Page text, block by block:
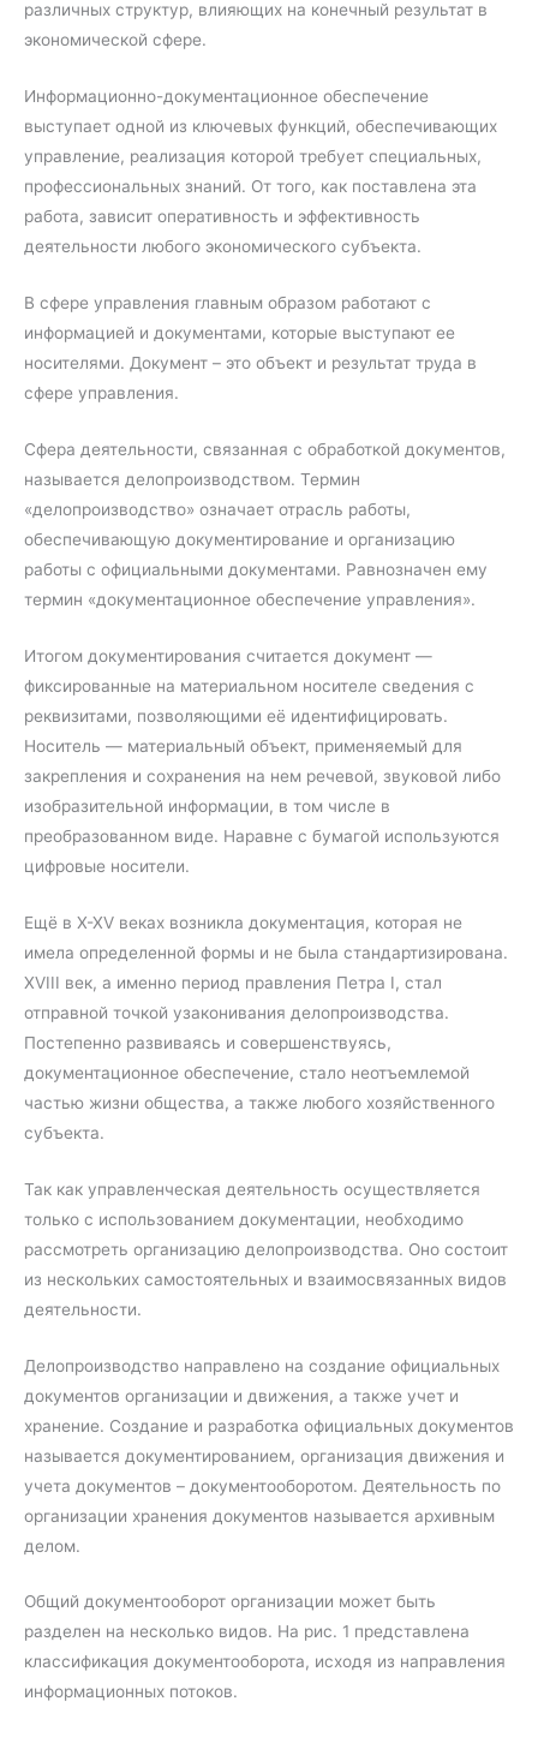
различных структур, влияющих на конечный результат в
экономической сфере.
Информационно-документационное обеспечение
выступает одной из ключевых функций, обеспечивающих
управление, реализация которой требует специальных,
профессиональных знаний. От того, как поставлена ​​эта
работа, зависит оперативность и эффективность
деятельности любого экономического субъекта.
В сфере управления главным образом работают с
информацией и документами, которые выступают ее
носителями. Документ – это объект и результат труда в
сфере управления.
Сфера деятельности, связанная с обработкой документов,
называется делопроизводством. Термин
«делопроизводство» означает отрасль работы,
обеспечивающую документирование и организацию
работы с официальными документами. Равнозначен ему
термин «документационное обеспечение управления».
Итогом документирования считается документ —
фиксированные на материальном носителе сведения с
реквизитами, позволяющими её идентифицировать.
Носитель — материальный объект, применяемый для
закрепления и сохранения на нем речевой, звуковой либо
изобразительной информации, в том числе в
преобразованном виде. Наравне с бумагой используются
цифровые носители.
Ещё в X-XV веках возникла документация, которая не
имела определенной формы и не была стандартизирована.
XVIII век, а именно период правления Петра I, стал
отправной точкой узаконивания делопроизводства.
Постепенно развиваясь и совершенствуясь,
документационное обеспечение, стало неотъемлемой
частью жизни общества, а также любого хозяйственного
субъекта.
Так как управленческая деятельность осуществляется
только с использованием документации, необходимо
рассмотреть организацию делопроизводства. Оно состоит
из нескольких самостоятельных и взаимосвязанных видов
деятельности.
Делопроизводство направлено на создание официальных
документов организации и движения, а также учет и
хранение. Создание и разработка официальных документов
называется документированием, организация движения и
учета документов – документооборотом. Деятельность по
организации хранения документов называется архивным
делом.
Общий документооборот организации может быть
разделен на несколько видов. На рис. 1 представлена
классификация документооборота, исходя из направления
информационных потоков.